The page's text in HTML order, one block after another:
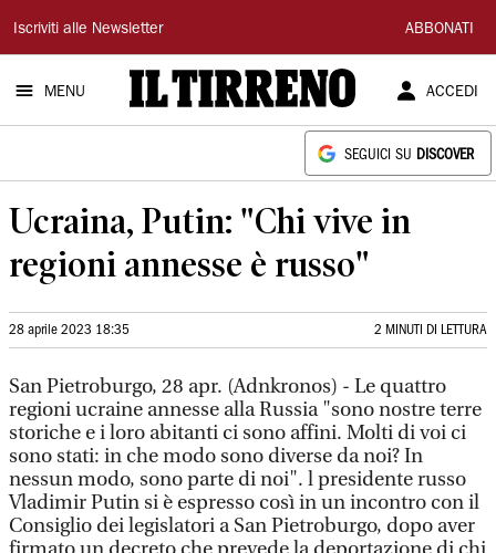
Il
Tirreno
Iscriviti alle Newsletter ABBONATI
MENU ACCEDI
SEGUICI SU DISCOVER
Ucraina, Putin: "Chi vive in
regioni annesse è russo"
28 aprile 2023 18:35 2 MINUTI DI LETTURA
San Pietroburgo, 28 apr. (Adnkronos) - Le quattro
regioni ucraine annesse alla Russia "sono nostre terre
storiche e i loro abitanti ci sono affini. Molti di voi ci
sono stati: in che modo sono diverse da noi? In
nessun modo, sono parte di noi". l presidente russo
Vladimir Putin si è espresso così in un incontro con il
Consiglio dei legislatori a San Pietroburgo, dopo aver